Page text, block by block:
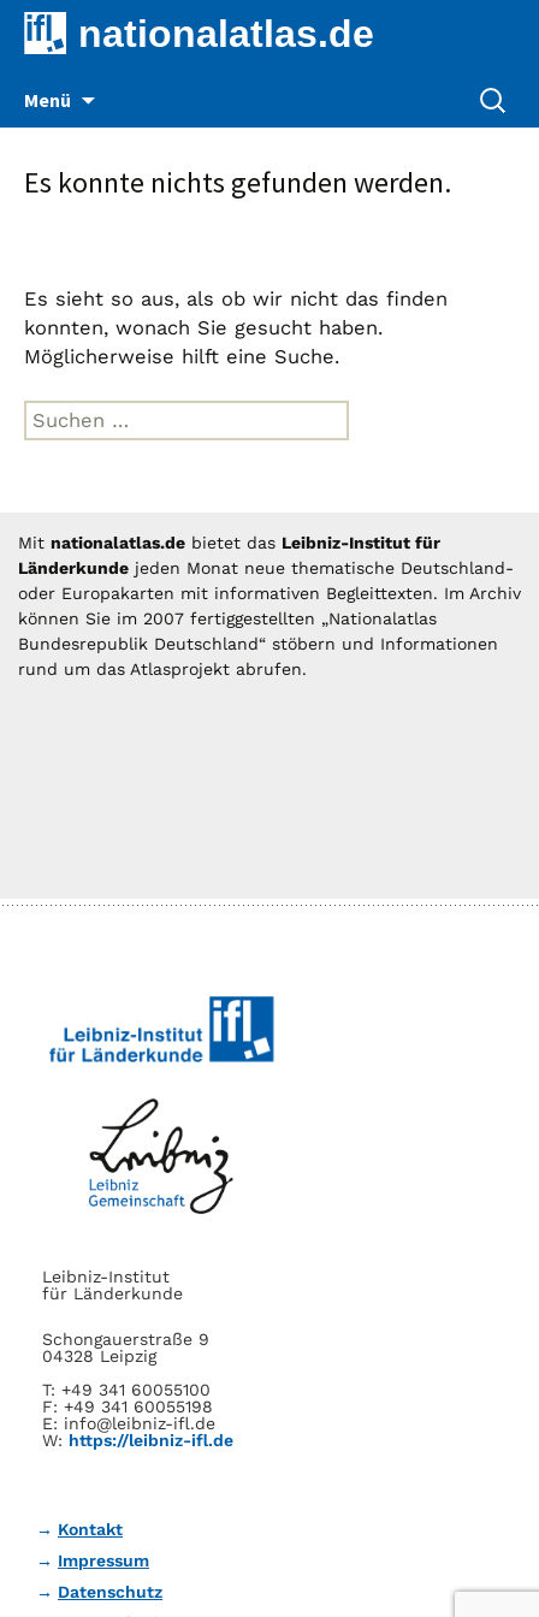
nationalatlas.de
Menü
Suche
nach:
Es konnte nichts gefunden werden.
Es sieht so aus, als ob wir nicht das finden
konnten, wonach Sie gesucht haben.
Möglicherweise hilft eine Suche.
Suche
nach:
Mit nationalatlas.de bietet das Leibniz-Institut für
Länderkunde jeden Monat neue thematische Deutschland-
oder Europakarten mit informativen Begleittexten. Im Archiv
können Sie im 2007 fertiggestellten „Nationalatlas
Bundesrepublik Deutschland“ stöbern und Informationen
rund um das Atlasprojekt abrufen.
Leibniz-Institut
für Länderkunde
Schongauerstraße 9
04328 Leipzig
T: +49 341 60055100
F: +49 341 60055198
E: info@leibniz-ifl.de
W: https://leibniz-ifl.de
Kontakt
Impressum
Datenschutz